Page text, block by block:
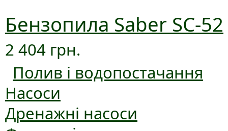
Бензопила Saber SC-52
2 404 грн.
Полив і водопостачання
Насоси
Дренажні насоси